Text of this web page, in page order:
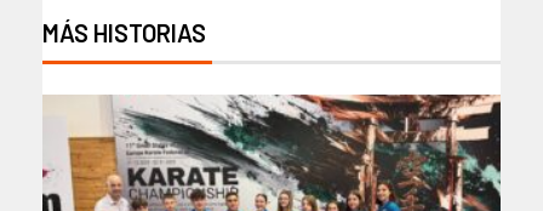
MÁS HISTORIAS